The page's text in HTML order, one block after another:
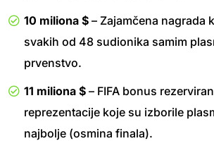
10 miliona $ – Zajamčena nagrada
svakih od 48 sudionika samim
prvenstvo.
11 miliona $ – FIFA bonus
reprezentacije koje su izborile
najbolje (osmina finala).